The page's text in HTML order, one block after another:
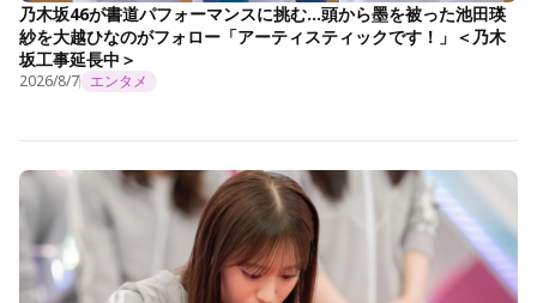
乃木坂46が書道パフォーマンスに挑む…頭から墨を被った池田瑛
紗を大越ひなのがフォロー「アーティスティックです！」＜乃木
坂工事延長中＞
2026/8/7 エンタメ